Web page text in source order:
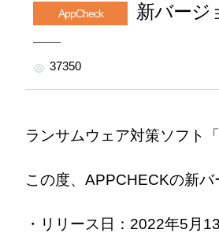
AppCheck 新バージ
37350
ランサムウェア対策ソフト
この度、APPCHECKの新バ
・リリース日：2022年5月